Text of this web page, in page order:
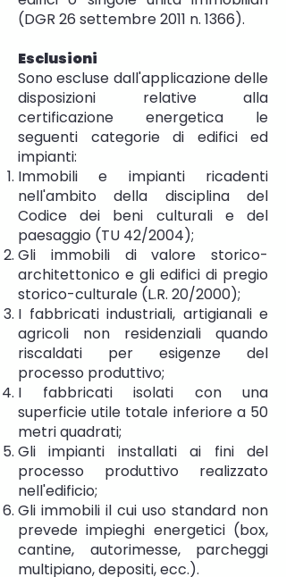
(DGR 26 settembre 2011 n. 1366).
Esclusioni
Sono escluse dall'applicazione delle
disposizioni relative alla
certificazione energetica le
seguenti categorie di edifici ed
impianti:
Immobili e impianti ricadenti
nell'ambito della disciplina del
Codice dei beni culturali e del
paesaggio (TU 42/2004);
Gli immobili di valore storico-
architettonico e gli edifici di pregio
storico-culturale (L.R. 20/2000);
I fabbricati industriali, artigianali e
agricoli non residenziali quando
riscaldati per esigenze del
processo produttivo;
I fabbricati isolati con una
superficie utile totale inferiore a 50
metri quadrati;
Gli impianti installati ai fini del
processo produttivo realizzato
nell'edificio;
Gli immobili il cui uso standard non
prevede impieghi energetici (box,
cantine, autorimesse, parcheggi
multipiano, depositi, ecc.).